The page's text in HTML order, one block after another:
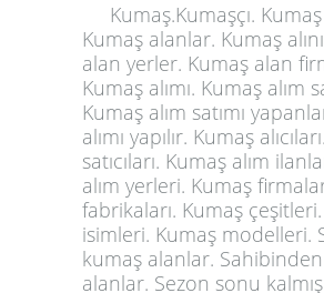
Kumaş.Kumaşçı.
Kumaş alanlar. Kumaş
alan yerler. Kumaş alan
Kumaş alımı. Kumaş alım
Kumaş alım satımı
alımı yapılır. Kumaş
satıcıları. Kumaş alım
alım yerleri. Kumaş
fabrikaları. Kumaş
isimleri. Kumaş modelleri.
kumaş alanlar.
alanlar. Sezon sonu kalmış